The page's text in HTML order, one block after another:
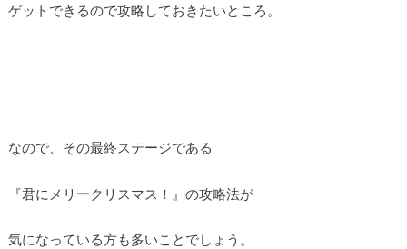
ゲットできるので攻略しておきたいところ。
なので、その最終ステージである
『君にメリークリスマス！』の攻略法が
気になっている方も多いことでしょう。